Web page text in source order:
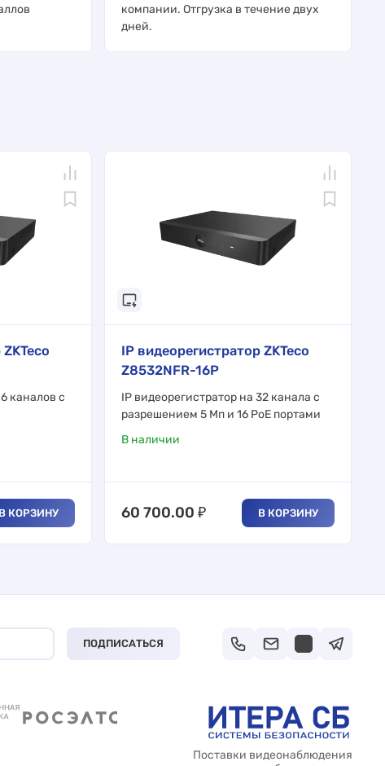
компании. Отгрузка в течение двух
дней.
каналов с
В КОРЗИНУ
IP видеорегистратор ZKTeco
Z8532NFR-16P
IP видеорегистратор на 32 канала с
разрешением 5 Мп и 16 PoE портами
В наличии
60 700.00 ₽ В КОРЗИНУ
ПОДПИСАТЬСЯ
Поставки видеонаблюдения